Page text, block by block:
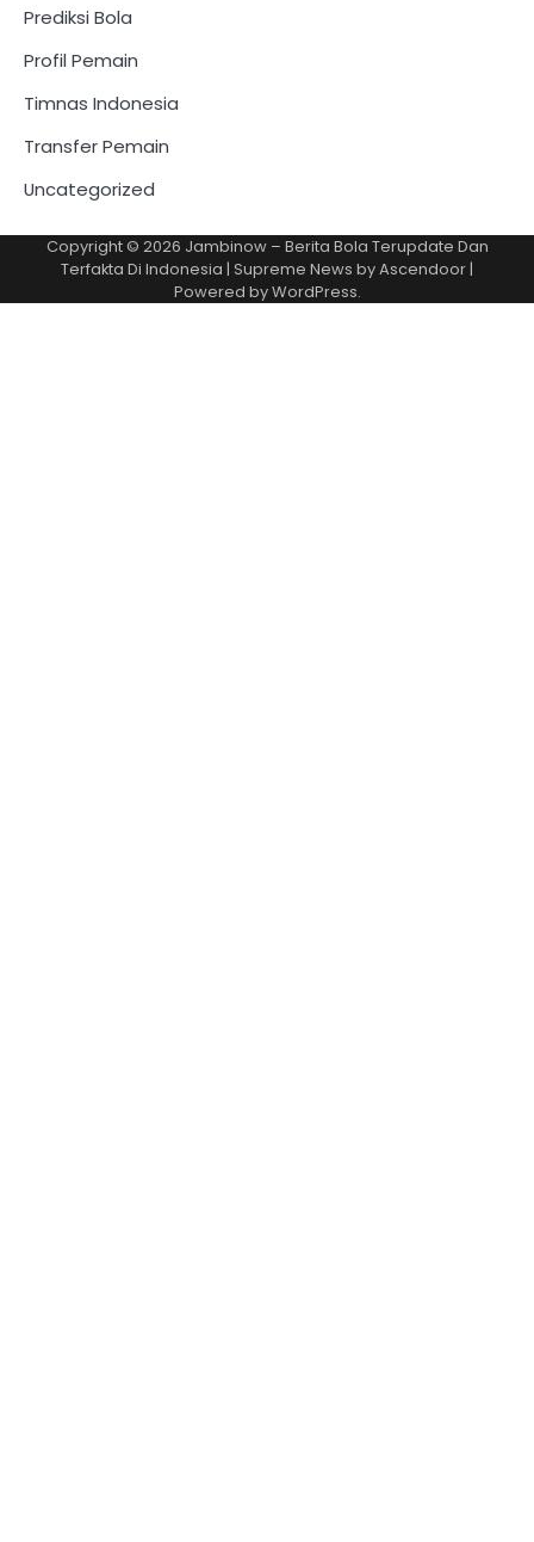
Prediksi Bola
Profil Pemain
Timnas Indonesia
Transfer Pemain
Uncategorized
Copyright © 2026 Jambinow – Berita Bola Terupdate Dan
Terfakta Di Indonesia | Supreme News byAscendoor|
Powered byWordPress.